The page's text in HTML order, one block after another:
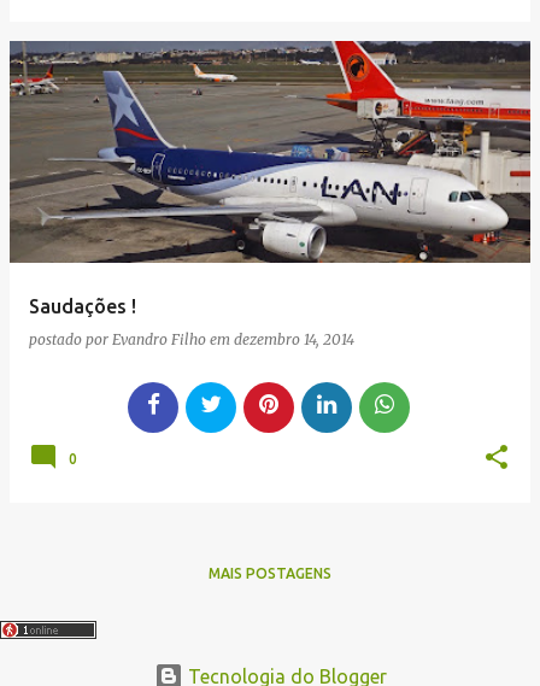
Saudações !
postado por Evandro Filho em dezembro 14, 2014
0
MAIS POSTAGENS
Tecnologia do Blogger